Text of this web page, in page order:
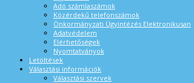
Adó számlaszámok
Közérdekű telefonszámok
Önkormányzati Ügyintézés Elektronikusan
Adatvédelem
Elérhetőségek
Nyomtatványok
Letöltések
Választási információk
Választási szervek